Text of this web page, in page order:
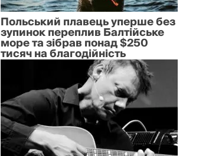
Польський плавець уперше без
зупинок переплив Балтійське
море та зібрав понад $250
тисяч на благодійність